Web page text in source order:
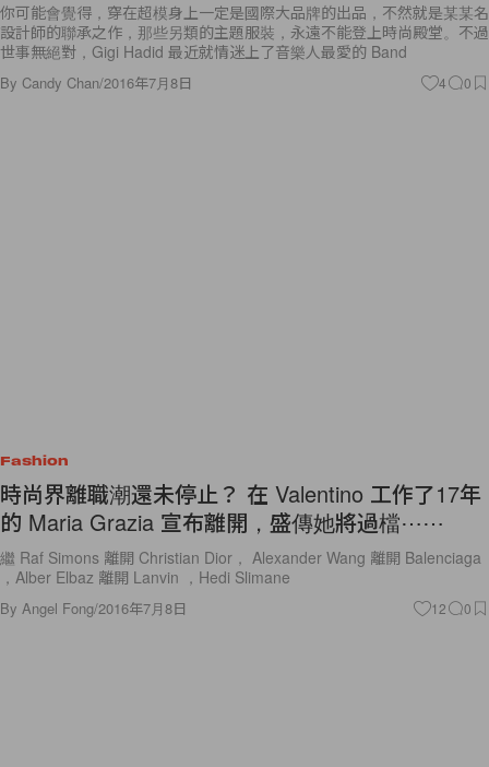
你可能會覺得，穿在超模身上一定是國際大品牌的出品，不然就是某某名
設計師的聯承之作，那些另類的主題服裝，永遠不能登上時尚殿堂。不過
世事無絕對，Gigi Hadid 最近就情迷上了音樂人最愛的 Band
By Candy Chan/2016年7月8日 4 0
Fashion
時尚界離職潮還未停止？ 在 Valentino 工作了17年
的 Maria Grazia 宣布離開，盛傳她將過檔⋯⋯
繼 Raf Simons 離開 Christian Dior， Alexander Wang 離開 Balenciaga
，Alber Elbaz 離開 Lanvin ，Hedi Slimane
By Angel Fong/2016年7月8日 12 0